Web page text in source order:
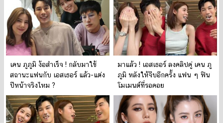
เคน ภูภูมิ ง้อสำเร็จ ! กลับมาใช้
สถานะแฟนกับ เอสเธอร์ แล้ว-แต่ง
ปีหน้าจริงไหม ?
มาแล้ว ! เอสเธอร์ ลงคลิปคู่ เคน ภู
ภูมิ หลังให้จีบอีกครั้ง แฟน ๆ ฟิน
โมเมนต์ที่รอคอย